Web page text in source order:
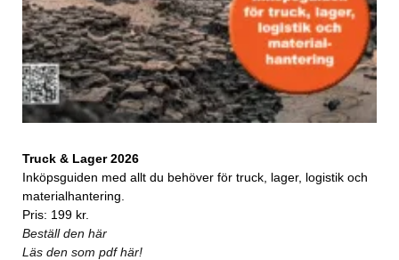
Truck & Lager 2026
Inköpsguiden med allt du behöver för truck, lager, logistik och
materialhantering.
Pris: 199 kr.
Beställ den här
Läs den som pdf här!